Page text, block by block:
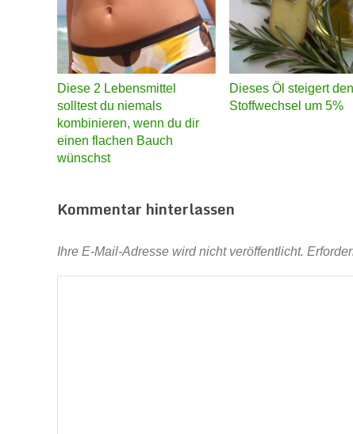
Diese 2 Lebensmittel
solltest du niemals
kombinieren, wenn du dir
einen flachen Bauch
wünschst
Dieses Öl steigert den
Stoffwechsel um 5%
Kommentar hinterlassen
Ihre E-Mail-Adresse wird nicht veröffentlicht.